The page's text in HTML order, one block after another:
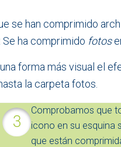
se han comprimido
ha comprimido fotos
forma más visual el
la carpeta fotos.
Comprobamos que
icono en su esquina
que están